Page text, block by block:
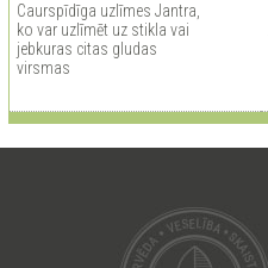
Сaurspīdīga uzlīmes Jantra,
ko var uzlīmēt uz stikla vai
jebkuras citas gludas
virsmas